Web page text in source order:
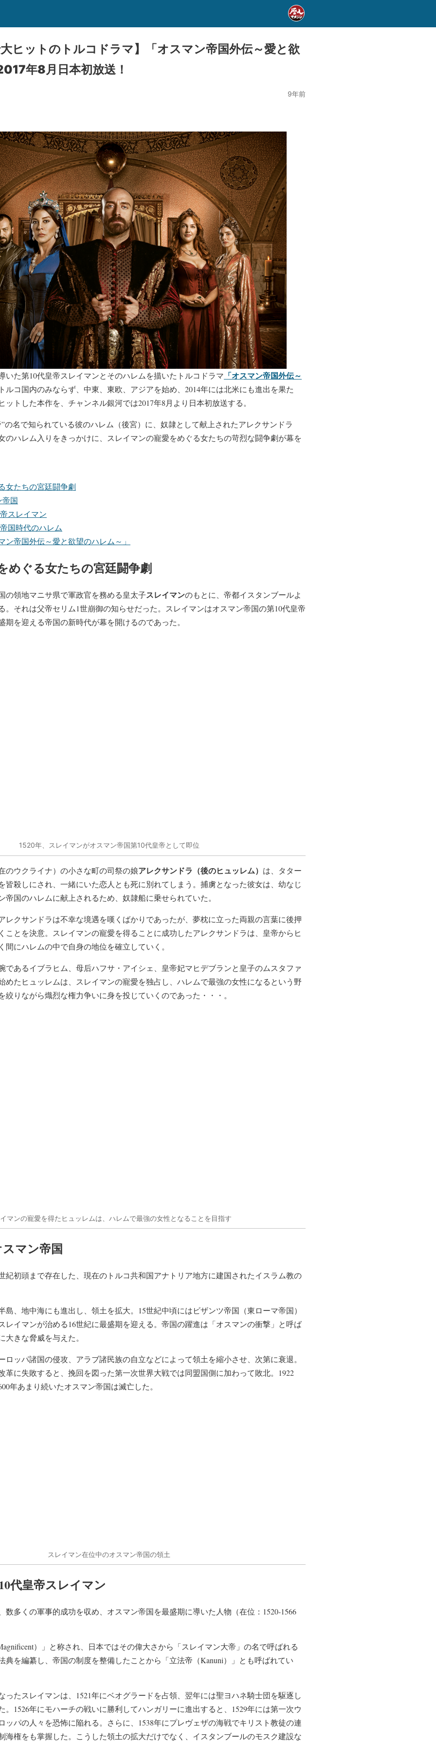
ヒットのトルコドラマ】「オスマン帝国外伝～愛と欲
年8月日本初放送！
9年前
いた第10代皇帝スレイマンとそのハレムを描いたトルコドラマ 「オスマン帝国外伝～
ルコ国内のみならず、中東、東欧、アジアを始め、2014年には北米にも進出を果た
ットした本作を、チャンネル銀河では2017年8月より日本初放送する。
の名で知られている彼のハレム（後宮）に、奴隷として献上されたアレクサンドラ
のハレム入りをきっかけに、スレイマンの寵愛をめぐる女たちの苛烈な闘争劇が幕を
女たちの宮廷闘争劇
国
スレイマン
国時代のハレム
ン帝国外伝～愛と欲望のハレム～」
めぐる女たちの宮廷闘争劇
の領地マニサ県で軍政官を務める皇太子スレイマンのもとに、帝都イスタンブールよ
。それは父帝セリム1世崩御の知らせだった。スレイマンはオスマン帝国の第10代皇帝
期を迎える帝国の新時代が幕を開けるのであった。
1520年、スレイマンがオスマン帝国第10代皇帝として即位
のウクライナ）の小さな町の司祭の娘アレクサンドラ（後のヒュッレム） は、タター
皆殺しにされ、一緒にいた恋人とも死に別れてしまう。捕虜となった彼女は、幼なじ
帝国のハレムに献上されるため、奴隷船に乗せられていた。
レクサンドラは不幸な境遇を嘆くばかりであったが、夢枕に立った両親の言葉に後押
ことを決意。スレイマンの寵愛を得ることに成功したアレクサンドラは、皇帝からヒ
間にハレムの中で自身の地位を確立していく。
であるイブラヒム、母后ハフサ・アイシェ、皇帝妃マヒデブランと皇子のムスタファ
めたヒュッレムは、スレイマンの寵愛を独占し、ハレムで最強の女性になるという野
絞りながら熾烈な権力争いに身を投じていくのであった・・・。
マンの寵愛を得たヒュッレムは、ハレムで最強の女性となることを目指す
マン帝国
紀初頭まで存在した、現在のトルコ共和国アナトリア地方に建国されたイスラム教の
島、地中海にも進出し、領土を拡大。15世紀中頃にはビザンツ帝国（東ローマ帝国）
レイマンが治める16世紀に最盛期を迎える。帝国の躍進は「オスマンの衝撃」と呼ば
きな脅威を与えた。
ロッパ諸国の侵攻、アラブ諸民族の自立などによって領土を縮小させ、次第に衰退。
革に失敗すると、挽回を図った第一次世界大戦では同盟国側に加わって敗北。1922
年あまり続いたオスマン帝国は滅亡した。
スレイマン在位中のオスマン帝国の領土
代皇帝スレイマン
数多くの軍事的成功を収め、オスマン帝国を最盛期に導いた人物（在位：1520-1566
）」と称され、日本ではその偉大さから「スレイマン大帝」の名で呼ばれる
典を編纂し、帝国の制度を整備したことから「立法帝（Kanuni）」とも呼ばれてい
ったスレイマンは、1521年にベオグラードを占領、翌年には聖ヨハネ騎士団を駆逐し
。1526年にモハーチの戦いに勝利してハンガリーに進出すると、1529年には第一次ウ
ッパの人々を恐怖に陥れる。さらに、1538年にプレヴェザの海戦でキリスト教徒の連
海権をも掌握した。こうした領土の拡大だけでなく、イスタンブールのモスク建設な